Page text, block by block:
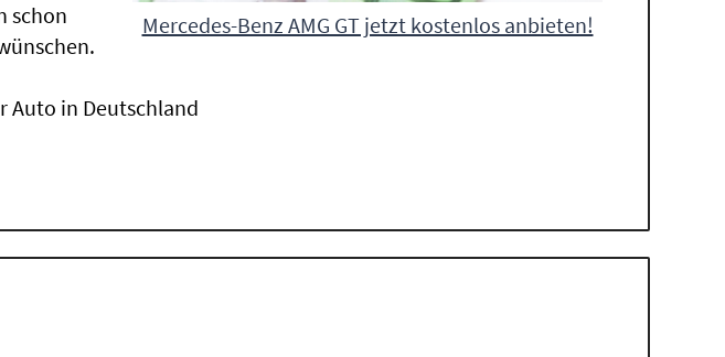
Mercedes-Benz AMG GT jetzt kostenlos anbieten!
schon
Auto in Deutschland